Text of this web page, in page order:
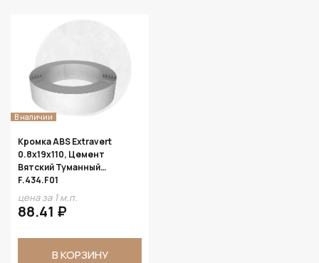
В наличии
Кромка ABS Extravert
0.8х19х110, Цемент
Вятский Туманный
F.434.F01
цена за 1 м.п.
88.41 ₽
В КОРЗИНУ